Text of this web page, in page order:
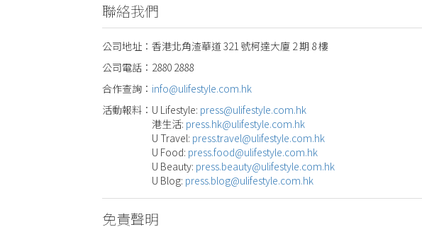
聯絡我們
公司地址： 香港北角渣華道 321 號柯達大廈 2 期 8 樓
公司電話： 2880 2888
合作查詢： info@ulifestyle.com.hk
活動報料： U Lifestyle: press@ulifestyle.com.hk
港生活: press.hk@ulifestyle.com.hk
U Travel: press.travel@ulifestyle.com.hk
U Food: press.food@ulifestyle.com.hk
U Beauty: press.beauty@ulifestyle.com.hk
U Blog: press.blog@ulifestyle.com.hk
免責聲明